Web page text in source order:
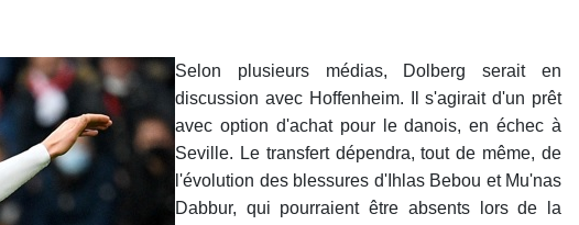
Selon plusieurs médias, Dolberg serait en
discussion avec Hoffenheim. Il s'agirait d'un prêt
avec option d'achat pour le danois, en échec à
Seville. Le transfert dépendra, tout de même, de
l'évolution des blessures d'Ihlas Bebou et Mu'nas
Dabbur, qui pourraient être absents lors de la